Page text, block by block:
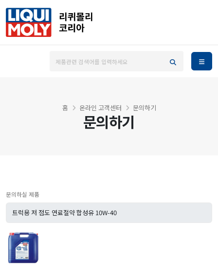
문의하기
홈 온라인 고객센터 문의하기
문의하실 제품